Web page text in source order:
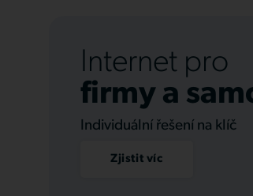
Internet pro
firmy a
Individuální řešení na klíč
Zjistit víc